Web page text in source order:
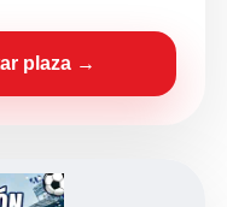
plaza →